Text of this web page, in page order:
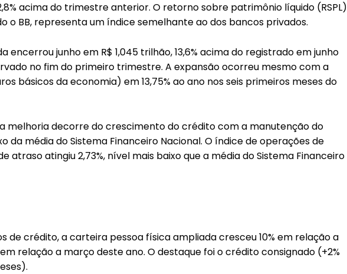
acima do trimestre anterior. O retorno sobre patrimônio líquido (RSPL)
o BB, representa um índice semelhante ao dos bancos privados.
junho em R$ 1,045 trilhão, 13,6% acima do registrado em junho
no fim do primeiro trimestre. A expansão ocorreu mesmo com a
básicos da economia) em 13,75% ao ano nos seis primeiros meses do
melhoria decorre do crescimento do crédito com a manutenção do
da média do Sistema Financeiro Nacional. O índice de operações de
atraso atingiu 2,73%, nível mais baixo que a média do Sistema Financeiro
de crédito, a carteira pessoa física ampliada cresceu 10% em relação a
relação a março deste ano. O destaque foi o crédito consignado (+2%